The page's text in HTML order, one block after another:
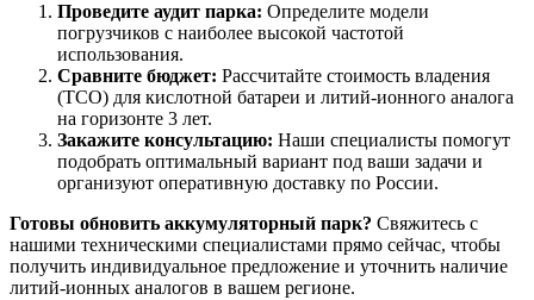
Проведите аудит парка: Определите модели
погрузчиков с наиболее высокой частотой
использования.
Сравните бюджет: Рассчитайте стоимость владения
(TCO) для кислотной батареи и литий-ионного аналога
на горизонте 3 лет.
Закажите консультацию: Наши специалисты помогут
подобрать оптимальный вариант под ваши задачи и
организуют оперативную доставку по России.
Готовы обновить аккумуляторный парк? Свяжитесь с
нашими техническими специалистами прямо сейчас, чтобы
получить индивидуальное предложение и уточнить наличие
литий-ионных аналогов в вашем регионе.